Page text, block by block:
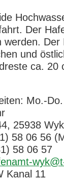
Der
werden.
und
ca. 20
Mo.-
25938
58 06 56
58 06 57
Kanal 11